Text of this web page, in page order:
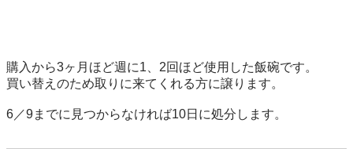
購入から3ヶ月ほど週に1、2回ほど使用した飯碗です。
買い替えのため取りに来てくれる方に譲ります。
6／9までに見つからなければ10日に処分します。